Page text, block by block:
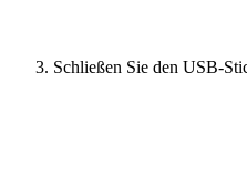
Schließen Sie den USB-